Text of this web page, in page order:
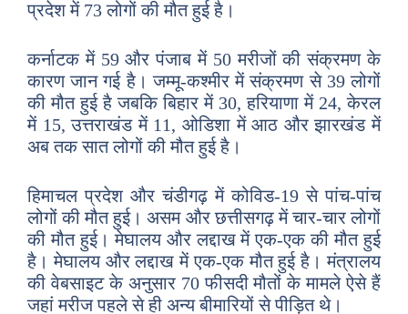
प्रदेश में 73 लोगों की मौत हुई है।
कर्नाटक में 59 और पंजाब में 50 मरीजों की संक्रमण के
कारण जान गई है। जम्मू-कश्मीर में संक्रमण से 39 लोगों
की मौत हुई है जबकि बिहार में 30, हरियाणा में 24, केरल
में 15, उत्तराखंड में 11, ओडिशा में आठ और झारखंड में
अब तक सात लोगों की मौत हुई है।
हिमाचल प्रदेश और चंडीगढ़ में कोविड-19 से पांच-पांच
लोगों की मौत हुई। असम और छत्तीसगढ़ में चार-चार लोगों
की मौत हुई। मेघालय और लद्दाख में एक-एक की मौत हुई
है। मेघालय और लद्दाख में एक-एक मौत हुई है। मंत्रालय
की वेबसाइट के अनुसार 70 फीसदी मौतों के मामले ऐसे हैं
जहां मरीज पहले से ही अन्य बीमारियों से पीड़ित थे।